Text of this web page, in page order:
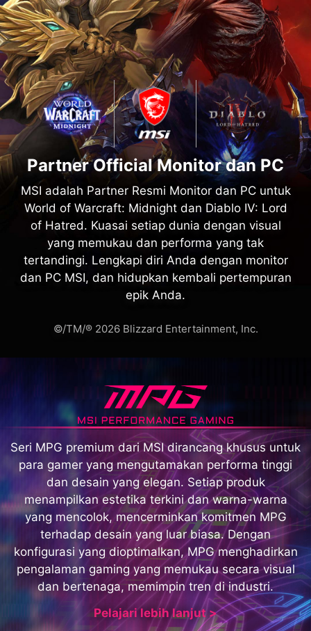
Partner Official Monitor dan PC
MSI adalah Partner Resmi Monitor dan PC untuk
World of Warcraft: Midnight dan Diablo IV: Lord
of Hatred. Kuasai setiap dunia dengan visual
yang memukau dan performa yang tak
tertandingi. Lengkapi diri Anda dengan monitor
dan PC MSI, dan hidupkan kembali pertempuran
epik Anda.
©/TM/® 2026 Blizzard Entertainment, Inc.
Seri MPG premium dari MSI dirancang khusus untuk
para gamer yang mengutamakan performa tinggi
dan desain yang elegan. Setiap produk
menampilkan estetika terkini dan warna-warna
yang mencolok, mencerminkan komitmen MPG
terhadap desain yang luar biasa. Dengan
konfigurasi yang dioptimalkan, MPG menghadirkan
pengalaman gaming yang memukau secara visual
dan bertenaga, memimpin tren di industri.
Pelajari lebih lanjut >